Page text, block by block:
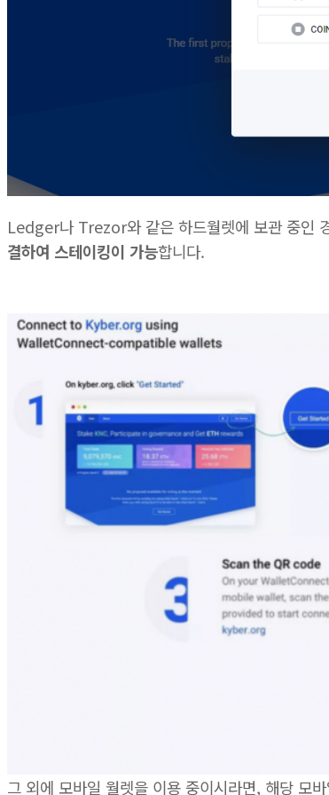
Ledger나 Trezor와 같은 하드월렛에 보관 중인
결하여 스테이킹이 가능합니다.
그 외에 모바일 월렛을 이용 중이시라면, 해당